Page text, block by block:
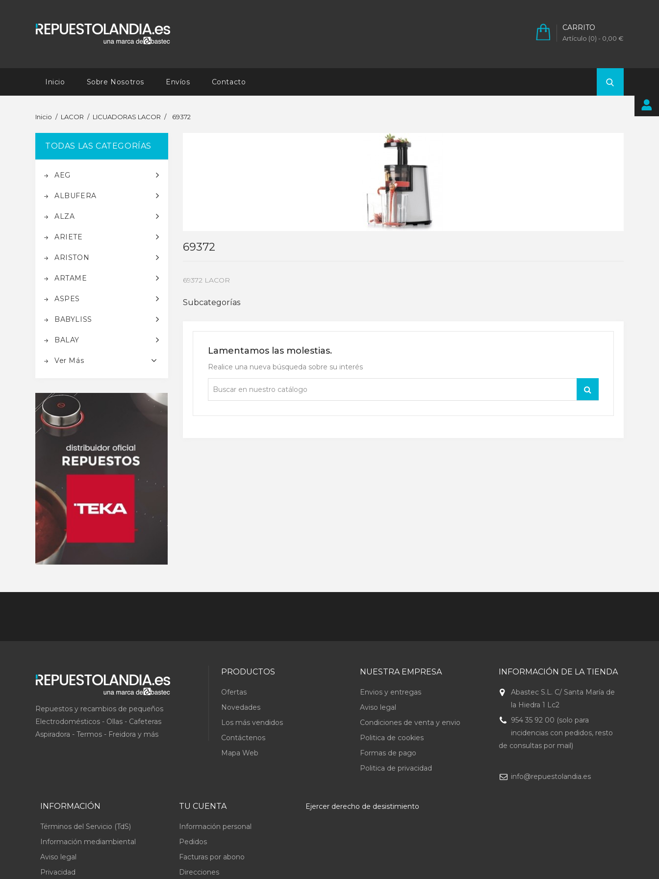
CARRITO
Artículo (0) - 0,00 €
Inicio Sobre Nosotros Envíos Contacto
Inicio LACOR LICUADORAS LACOR 69372
TODAS LAS CATEGORÍAS
AEG
ALBUFERA
ALZA
ARIETE
ARISTON
ARTAME
ASPES
BABYLISS
BALAY
Ver Más
69372
69372 LACOR
Subcategorías
Lamentamos las molestias.
Realice una nueva búsqueda sobre su interés
Repuestos y recambios de pequeños
Electrodomésticos - Ollas - Cafeteras
Aspiradora - Termos - Freidora y más
PRODUCTOS
Ofertas
Novedades
Los más vendidos
Contáctenos
Mapa Web
NUESTRA EMPRESA
Envios y entregas
Aviso legal
Condiciones de venta y envio
Politica de cookies
Formas de pago
Politica de privacidad
INFORMACIÓN DE LA TIENDA
Abastec S.L. C/ Santa María de
la Hiedra 1 Lc2
954 35 92 00 (solo para
incidencias con pedidos, resto
de consultas por mail)
info@repuestolandia.es
INFORMACIÓN
Términos del Servicio (TdS)
Información mediambiental
Aviso legal
Privacidad
TU CUENTA
Información personal
Pedidos
Facturas por abono
Direcciones
Ejercer derecho de desistimiento